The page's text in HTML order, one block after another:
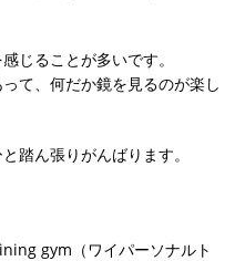
じることが多いです。
て、何だか鏡を見るのが楽し
踏ん張りがんばります。
gym（ワイパーソナルト